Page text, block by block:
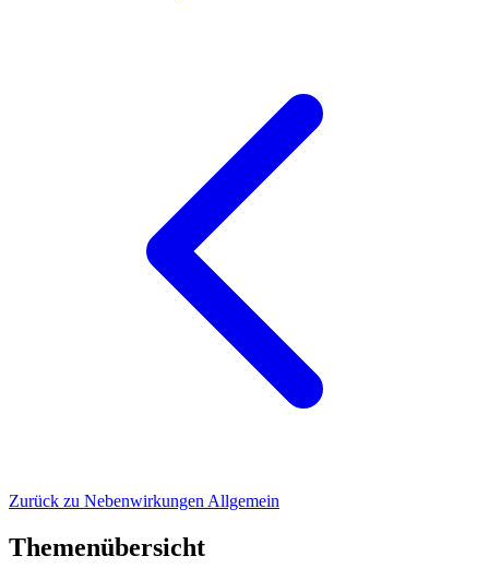
Zurück zu Nebenwirkungen Allgemein
Themenübersicht